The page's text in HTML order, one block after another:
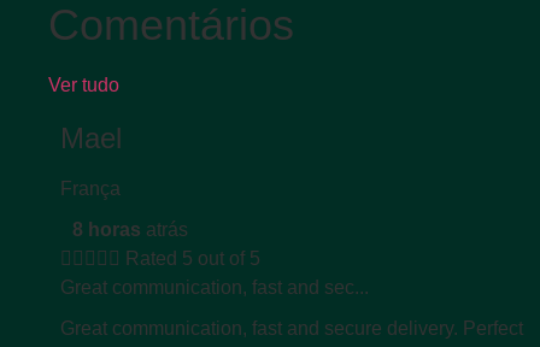
Comentários
Ver tudo
Mael
França
8 horas atrás
     Rated 5 out of 5
Great communication, fast and sec...
Great communication, fast and secure delivery. Perfect